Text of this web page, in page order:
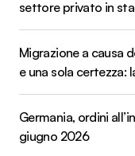
settore privato in
Migrazione a causa
e una sola certezza:
Germania, ordini
giugno 2026